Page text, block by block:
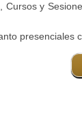
Cursos y
presenciales